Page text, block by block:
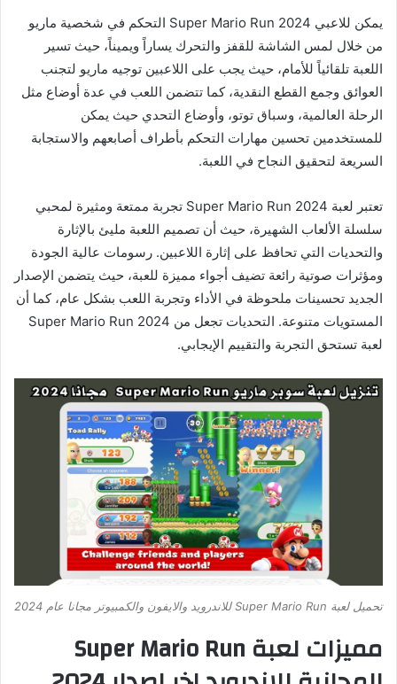
يمكن للاعبي Super Mario Run 2024 التحكم في شخصية ماريو
من خلال لمس الشاشة للقفز والتحرك يساراً ويميناً، حيث تسير
اللعبة تلقائياً للأمام، حيث يجب على اللاعبين توجيه ماريو لتجنب
العوائق وجمع القطع النقدية، كما تتضمن اللعب في عدة أوضاع مثل
الرحلة العالمية، وسباق توتو، وأوضاع التحدي حيث يمكن
للمستخدمين تحسين مهارات التحكم بأطراف أصابعهم والاستجابة
السريعة لتحقيق النجاح في اللعبة.
تعتبر لعبة Super Mario Run 2024 تجربة ممتعة ومثيرة لمحبي
سلسلة الألعاب الشهيرة، حيث أن تصميم اللعبة مليئ بالإثارة
والتحديات التي تحافظ على إثارة اللاعبين. رسومات عالية الجودة
ومؤثرات صوتية رائعة تضيف أجواء مميزة للعبة، حيث يتضمن الإصدار
الجديد تحسينات ملحوظة في الأداء وتجربة اللعب بشكل عام، كما أن
المستويات متنوعة. التحديات تجعل من Super Mario Run 2024
لعبة تستحق التجربة والتقييم الإيجابي.
تحميل لعبة Super Mario Run للاندرويد والايفون والكمبيوتر مجانا عام 2024
مميزات لعبة Super Mario Run